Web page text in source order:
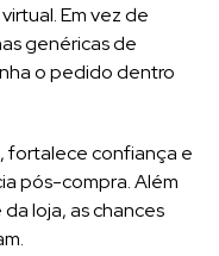
Em vez de
genéricas de
o pedido dentro
fortalece confiança e
pós-compra. Além
loja, as chances